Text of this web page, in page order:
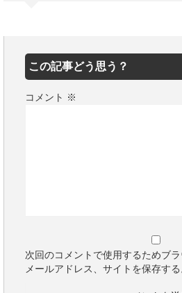
この記事どう思う？
コメント ※
次回のコメントで使用するためブラ
メールアドレス、サイトを保存する